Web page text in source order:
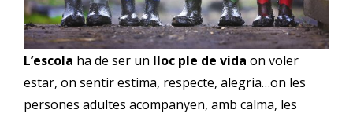
L’escola ha de ser un lloc ple de vida on voler
estar, on sentir estima, respecte, alegria…on les
persones adultes acompanyen, amb calma, les